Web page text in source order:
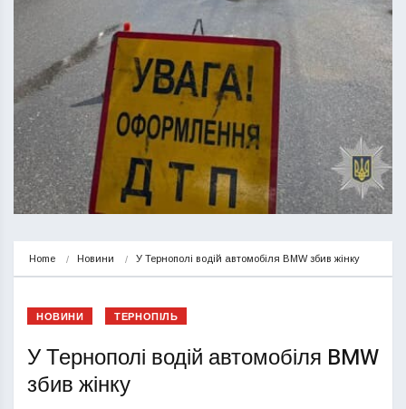
Home Новини У Тернополі водій автомобіля BMW збив жінку
НОВИНИ ТЕРНОПІЛЬ
У Тернополі водій автомобіля BMW
збив жінку